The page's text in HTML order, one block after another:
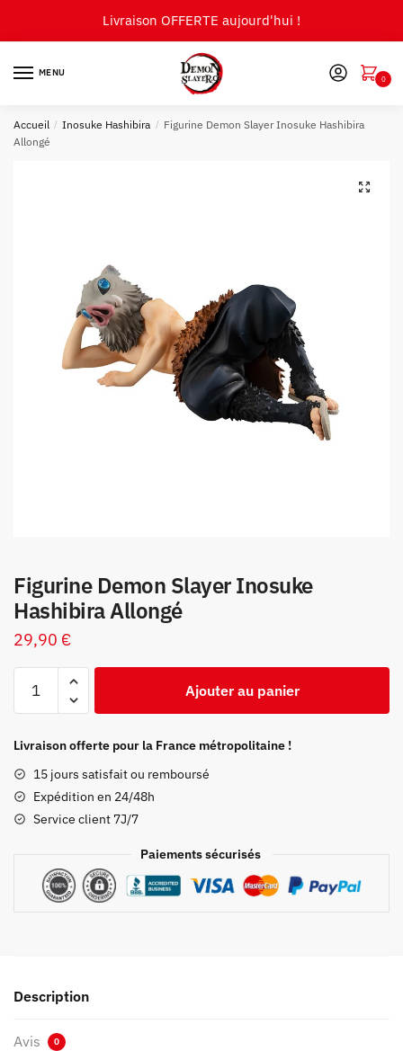
Livraison OFFERTE aujourd'hui !
MENU
0
Accueil / Inosuke Hashibira / Figurine Demon Slayer Inosuke Hashibira
Allongé
🔍
Figurine Demon Slayer Inosuke
Hashibira Allongé
29,90 €
Demon
Inosuke
Hashibira
Allongé
Ajouter au panier
Livraison offerte pour la France métropolitaine !
15 jours satisfait ou remboursé
Expédition en 24/48h
Service client 7J/7
Paiements sécurisés
Description
Avis 0